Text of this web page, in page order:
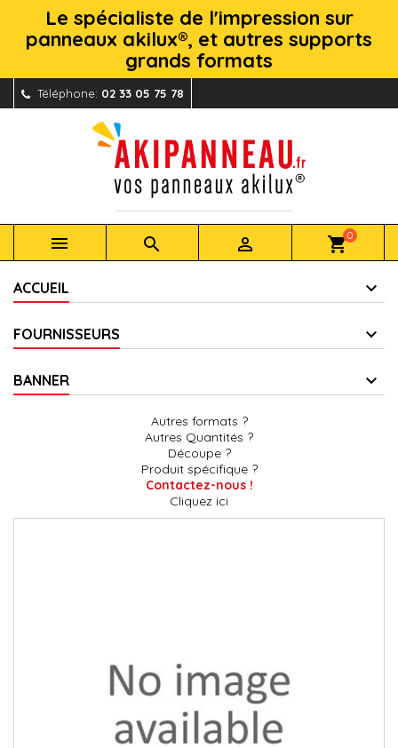
Le spécialiste de l'impression sur
panneaux akilux®, et autres supports
grands formats
Téléphone: 02 33 05 75 78
   shopping_cart0
ACCUEIL
FOURNISSEURS
BANNER
Autres formats ?
Autres Quantités ?
Découpe ?
Produit spécifique ?
Contactez-nous !
Cliquez ici